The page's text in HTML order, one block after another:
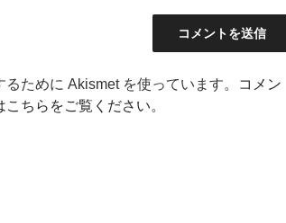
ために Akismet を使っています。
コメン
こちらをご覧ください。